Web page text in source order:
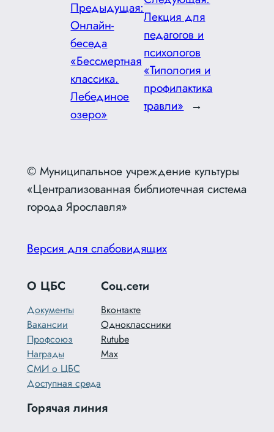
Предыдущая:
Онлайн-
беседа
«Бессмертная
классика.
Лебединое
озеро»
Лекция для
педагогов и
психологов
«Типология и
профилактика
травли» →
© Муниципальное учреждение культуры
«Централизованная библиотечная система
города Ярославля»
Версия для слабовидящих
О ЦБС
Документы
Вакансии
Профсоюз
Награды
СМИ о ЦБС
Доступная среда
Соц.сети
Вконтакте
Одноклассники
Rutube
Max
Горячая линия